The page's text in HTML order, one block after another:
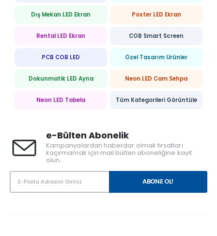
Dış Mekan LED Ekran Poster LED Ekran
Rental LED Ekran COB Smart Screen
PCB COB LED Özel Tasarım Ürünler
Dokunmatik LED Ayna Neon LED Cam Sehpa
Neon LED Tabela Tüm Kategorileri Görüntüle
e-Bülten Abonelik
Kampanyalardan haberdar olmak fırsatları
kaçırmamak için mail bülten aboneliğine kayıt
olun.